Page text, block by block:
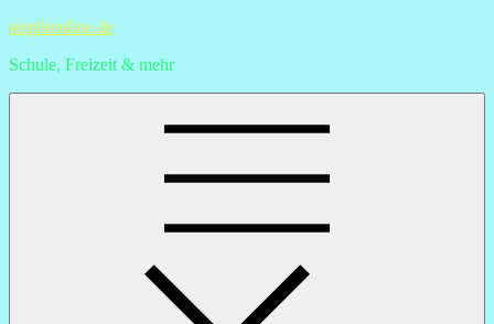
Skip
content
stephionline.de
Schule, Freizeit & mehr